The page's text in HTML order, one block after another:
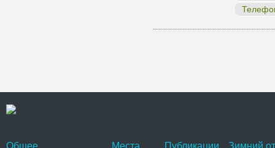
Общее Места Публикации Зимний